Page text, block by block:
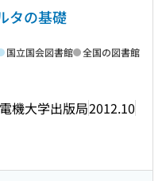
タの基礎
機大学出版局2012.10
国立国会図書館 全国の図書館